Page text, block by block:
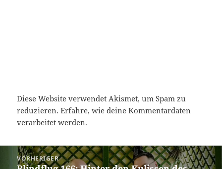
Diese Website verwendet Akismet, um Spam zu
reduzieren.Erfahre, wie deine Kommentardaten
verarbeitet werden.
Beitragsnavigation
VORHERIGER